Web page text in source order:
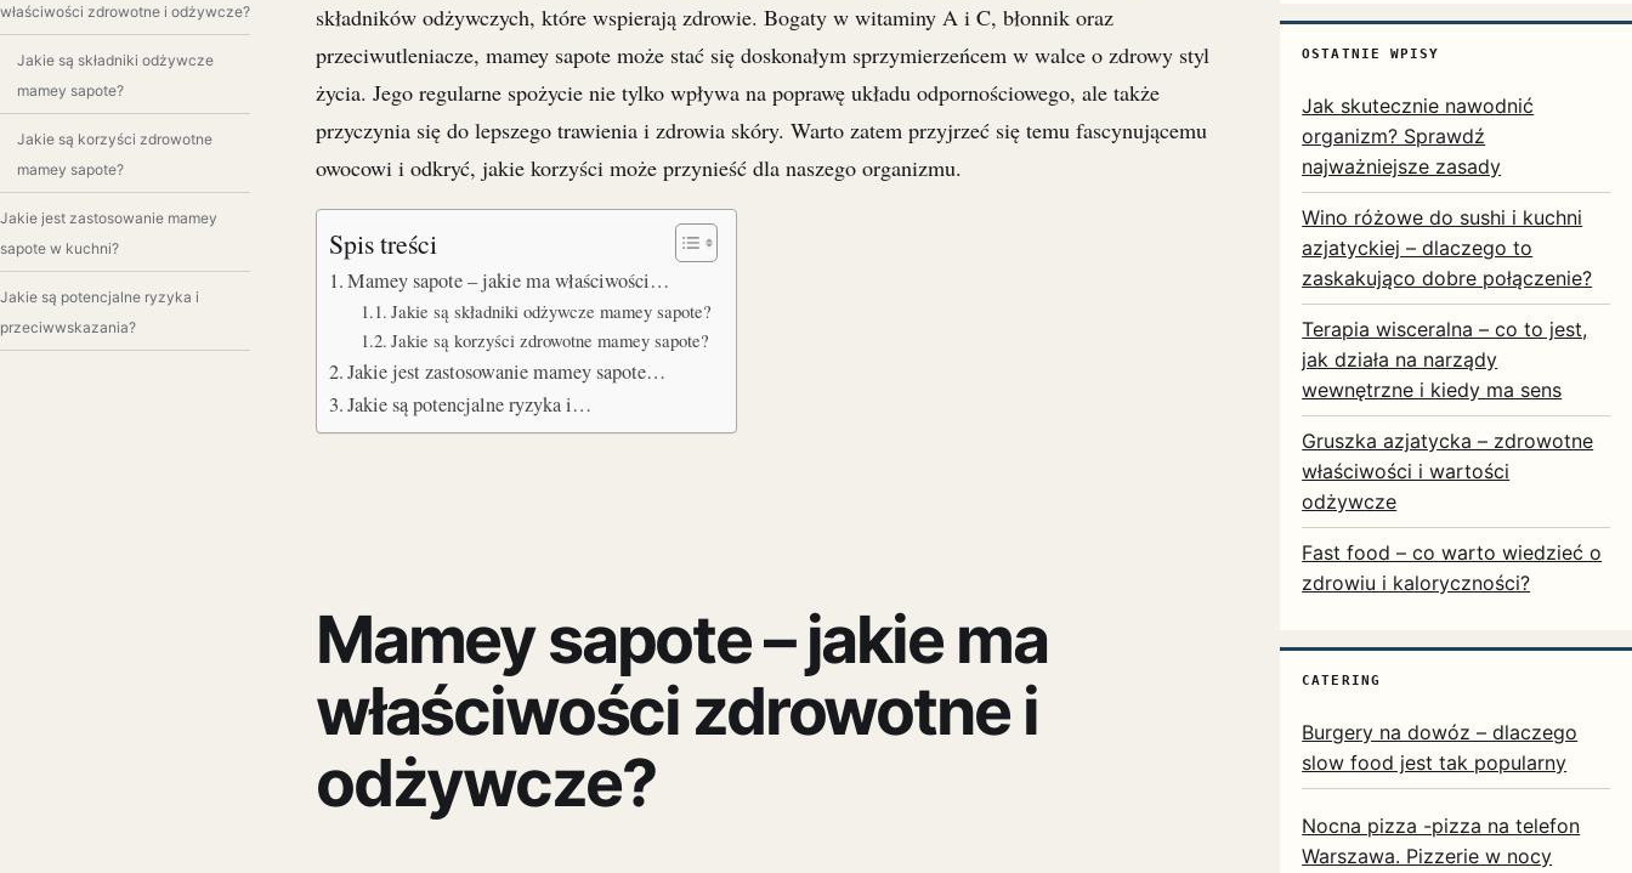
właściwości zdrowotne i odżywcze?
Jakie są składniki odżywcze
mamey sapote?
Jakie są korzyści zdrowotne
mamey sapote?
Jakie jest zastosowanie mamey
sapote w kuchni?
Jakie są potencjalne ryzyka i
przeciwwskazania?
składników odżywczych, które wspierają zdrowie. Bogaty w witaminy A i C, błonnik oraz
przeciwutleniacze, mamey sapote może stać się doskonałym sprzymierzeńcem w walce o zdrowy styl
życia. Jego regularne spożycie nie tylko wpływa na poprawę układu odpornościowego, ale także
przyczynia się do lepszego trawienia i zdrowia skóry. Warto zatem przyjrzeć się temu fascynującemu
owocowi i odkryć, jakie korzyści może przynieść dla naszego organizmu.
Spis treści
Mamey sapote – jakie ma właściwości…
Jakie są składniki odżywcze mamey sapote?
Jakie są korzyści zdrowotne mamey sapote?
Jakie jest zastosowanie mamey sapote…
Jakie są potencjalne ryzyka i…
Mamey sapote – jakie ma
właściwości zdrowotne i
odżywcze?
OSTATNIE WPISY
Jak skutecznie nawodnić
organizm? Sprawdź
najważniejsze zasady
Wino różowe do sushi i kuchni
azjatyckiej – dlaczego to
zaskakująco dobre połączenie?
Terapia wisceralna – co to jest,
jak działa na narządy
wewnętrzne i kiedy ma sens
Gruszka azjatycka – zdrowotne
właściwości i wartości
odżywcze
Fast food – co warto wiedzieć o
zdrowiu i kaloryczności?
CATERING
Burgery na dowóz – dlaczego
slow food jest tak popularny
Nocna pizza -pizza na telefon
Warszawa. Pizzerie w nocy